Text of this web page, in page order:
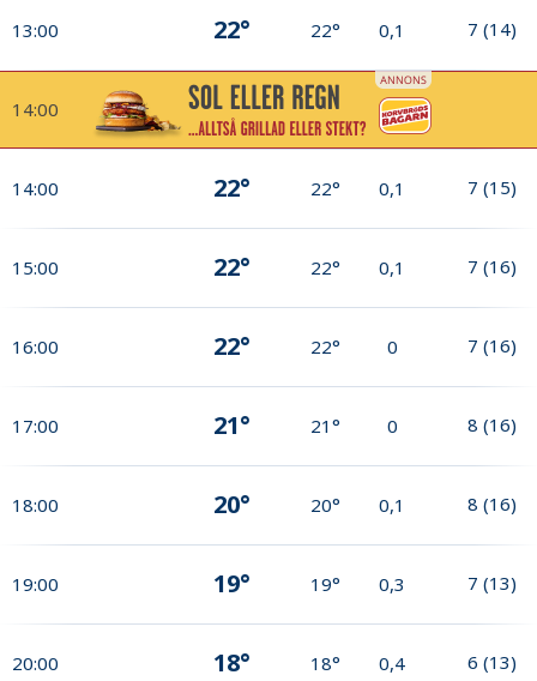
13:00 22° 22° 0,1 7 (14)
14:00
14:00 22° 22° 0,1 7 (15)
15:00 22° 22° 0,1 7 (16)
16:00 22° 22° 0 7 (16)
17:00 21° 21° 0 8 (16)
18:00 20° 20° 0,1 8 (16)
19:00 19° 19° 0,3 7 (13)
20:00 18° 18° 0,4 6 (13)